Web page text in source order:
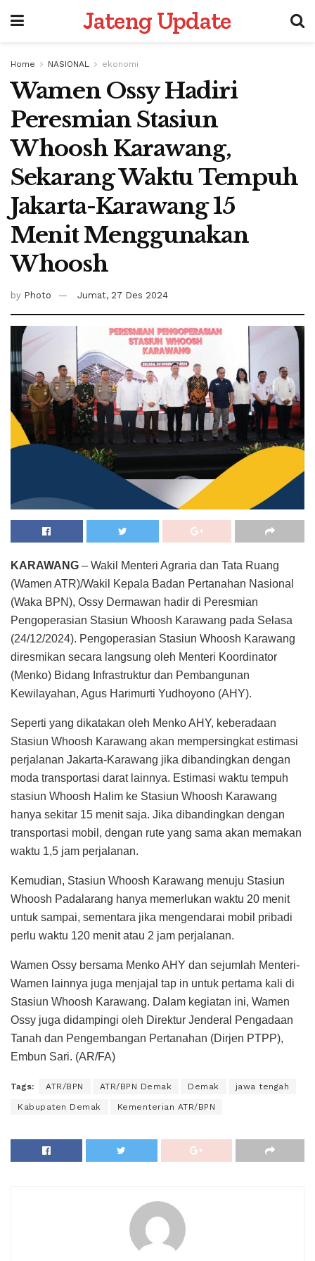
Jateng Update
Home NASIONAL ekonomi
Wamen Ossy Hadiri
Peresmian Stasiun
Whoosh Karawang,
Sekarang Waktu Tempuh
Jakarta-Karawang 15
Menit Menggunakan
Whoosh
by Photo Jumat, 27 Des 2024
KARAWANG – Wakil Menteri Agraria dan Tata Ruang
(Wamen ATR)/Wakil Kepala Badan Pertanahan Nasional
(Waka BPN), Ossy Dermawan hadir di Peresmian
Pengoperasian Stasiun Whoosh Karawang pada Selasa
(24/12/2024). Pengoperasian Stasiun Whoosh Karawang
diresmikan secara langsung oleh Menteri Koordinator
(Menko) Bidang Infrastruktur dan Pembangunan
Kewilayahan, Agus Harimurti Yudhoyono (AHY).
Seperti yang dikatakan oleh Menko AHY, keberadaan
Stasiun Whoosh Karawang akan mempersingkat estimasi
perjalanan Jakarta-Karawang jika dibandingkan dengan
moda transportasi darat lainnya. Estimasi waktu tempuh
stasiun Whoosh Halim ke Stasiun Whoosh Karawang
hanya sekitar 15 menit saja. Jika dibandingkan dengan
transportasi mobil, dengan rute yang sama akan memakan
waktu 1,5 jam perjalanan.
Kemudian, Stasiun Whoosh Karawang menuju Stasiun
Whoosh Padalarang hanya memerlukan waktu 20 menit
untuk sampai, sementara jika mengendarai mobil pribadi
perlu waktu 120 menit atau 2 jam perjalanan.
Wamen Ossy bersama Menko AHY dan sejumlah Menteri-
Wamen lainnya juga menjajal tap in untuk pertama kali di
Stasiun Whoosh Karawang. Dalam kegiatan ini, Wamen
Ossy juga didampingi oleh Direktur Jenderal Pengadaan
Tanah dan Pengembangan Pertanahan (Dirjen PTPP),
Embun Sari. (AR/FA)
Tags: ATR/BPN ATR/BPN Demak Demak jawa tengah
Kabupaten Demak Kementerian ATR/BPN